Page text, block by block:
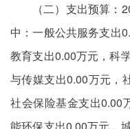
（二）支出预算
中：一般公共服务支出
教育支出0.00万元，科
与传媒支出0.00万元，
社会保险基金支出0.00